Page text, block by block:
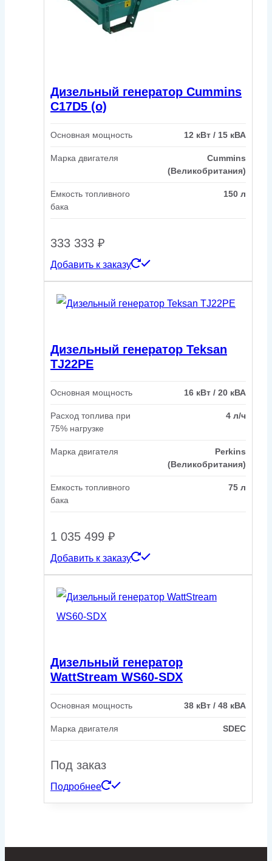
Дизельный генератор Cummins
C17D5 (o)
Основная мощность 12 кВт / 15 кВА
Марка двигателя
Cummins
(Великобритания)
Емкость топливного
бака
150 л
333 333 ₽
Добавить к заказу
Дизельный генератор Teksan
TJ22PE
Основная мощность 16 кВт / 20 кВА
Расход топлива при
75% нагрузке
4 л/ч
Марка двигателя
Perkins
(Великобритания)
Емкость топливного
бака
75 л
1 035 499 ₽
Добавить к заказу
Дизельный генератор
WattStream WS60-SDX
Основная мощность 38 кВт / 48 кВА
Марка двигателя SDEC
Под заказ
Подробнее